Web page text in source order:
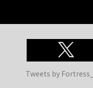
Tweets by